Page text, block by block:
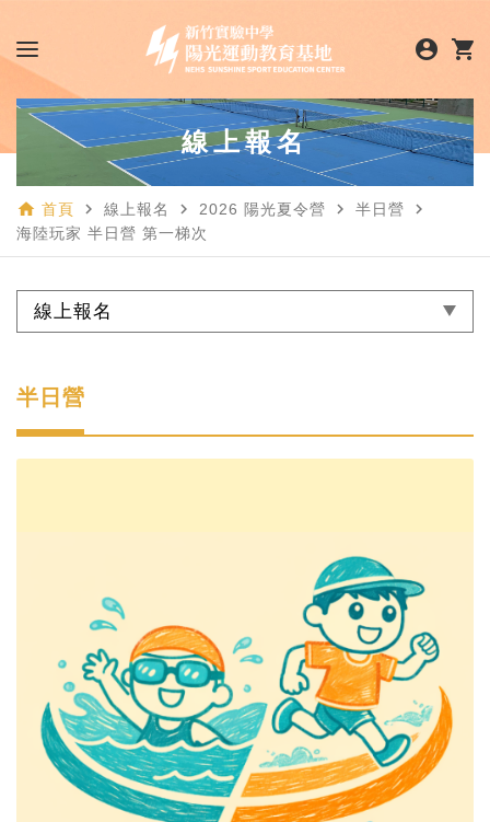
account_circle shopping_cart
線上報名
home 首頁 navigate_next 線上報名 navigate_next 2026 陽光夏令營 navigate_next 半日營 navigate_next
海陸玩家 半日營 第一梯次
線上報名
半日營